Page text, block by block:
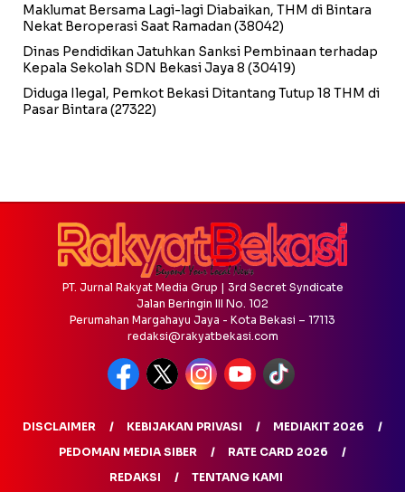
Maklumat Bersama Lagi-lagi Diabaikan, THM di Bintara
Nekat Beroperasi Saat Ramadan (38042)
Dinas Pendidikan Jatuhkan Sanksi Pembinaan terhadap
Kepala Sekolah SDN Bekasi Jaya 8 (30419)
Diduga Ilegal, Pemkot Bekasi Ditantang Tutup 18 THM di
Pasar Bintara (27322)
PT. Jurnal Rakyat Media Grup | 3rd Secret Syndicate
Jalan Beringin III No. 102
Perumahan Margahayu Jaya - Kota Bekasi – 17113
redaksi@rakyatbekasi.com
DISCLAIMER KEBIJAKAN PRIVASI
MEDIAKIT 2026
PEDOMAN MEDIA SIBER
RATE CARD 2026
REDAKSI
TENTANG KAMI